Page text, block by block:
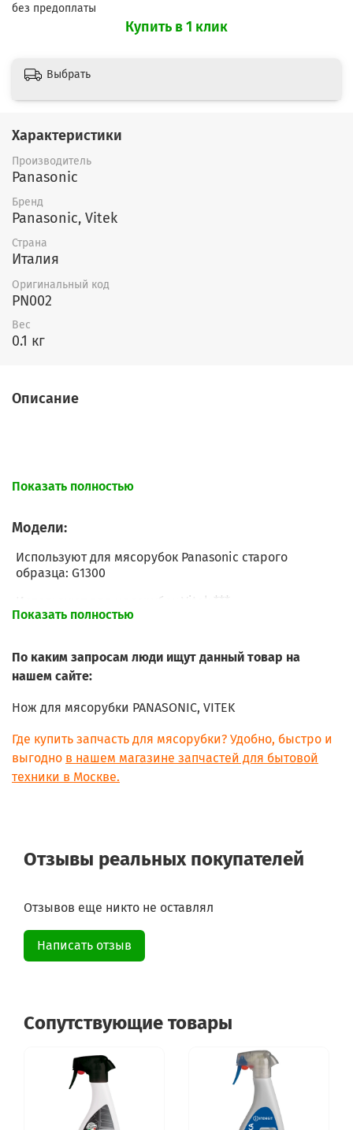
без предоплаты
Купить в 1 клик
Выбрать
Характеристики
Производитель
Panasonic
Бренд
Panasonic, Vitek
Страна
Италия
Оригинальный код
PN002
Вес
0.1 кг
Описание
Внутренний посадочный размер: 8,5 мм
Показать полностью
Модели:
Используют для мясорубок Panasonic старого
образца: G1300
Используют для мясорубок Vitek ***
Показать полностью
По каким запросам люди ищут данный товар на
нашем сайте:
Нож для мясорубки PANASONIC, VITEK
Где купить запчасть для мясорубки? Удобно, быстро и
выгодно в нашем магазине запчастей для бытовой
техники в Москве.
Отзывы реальных покупателей
Отзывов еще никто не оставлял
Написать отзыв
Сопутствующие товары